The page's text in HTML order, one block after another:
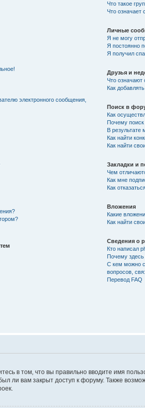
электронного сообщения,
Что такое
Что означает
Личные
Я не могу
Я постоянно
Я получил
Друзья и
Что означают
Как
Поиск в
Как
Почему поиск
В результате
Как найти
Как найти
Закладки и
Чем
Как мне
Как
Вложения
Какие
Как найти
Сведения о
Кто написал
Почему здесь
С кем можно
вопросов,
Перевод FAQ
в том, что вы правильно вводите имя
ли вам закрыт доступ к форуму. Также